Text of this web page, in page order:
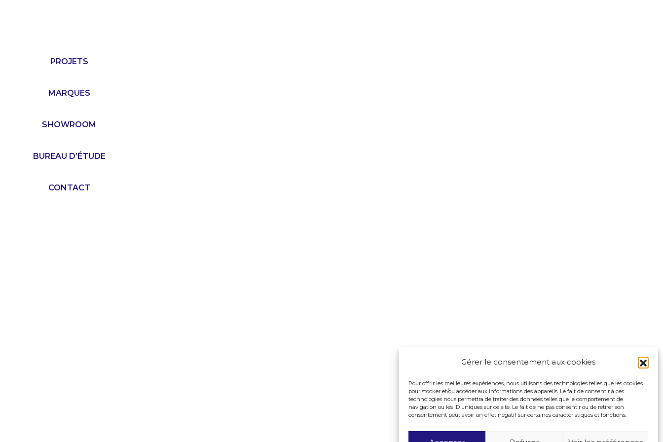
Gérer le consentement aux cookies
Pour offrir les meilleures expériences, nous utilisons des technologies telles que les cookies
pour stocker et/ou accéder aux informations des appareils. Le fait de consentir à ces
technologies nous permettra de traiter des données telles que le comportement de
navigation ou les ID uniques sur ce site. Le fait de ne pas consentir ou de retirer son
consentement peut avoir un effet négatif sur certaines caractéristiques et fonctions.
PROJETS
MARQUES
SHOWROOM
BUREAU D’ÉTUDE
CONTACT